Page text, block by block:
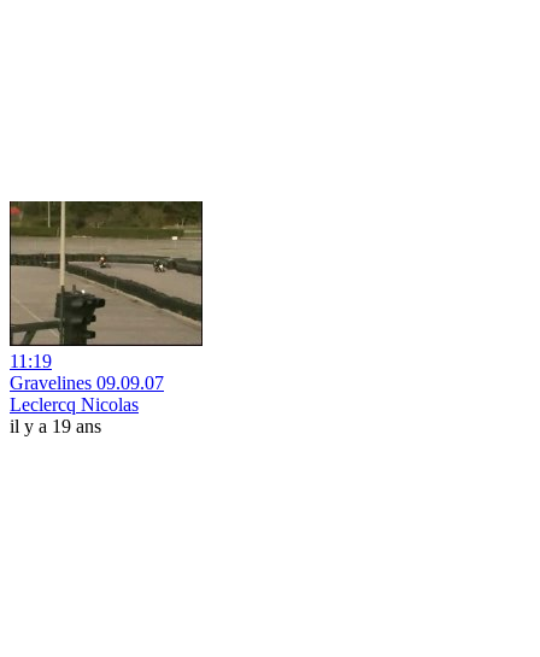
11:19
Gravelines 09.09.07
Leclercq Nicolas
il y a 19 ans